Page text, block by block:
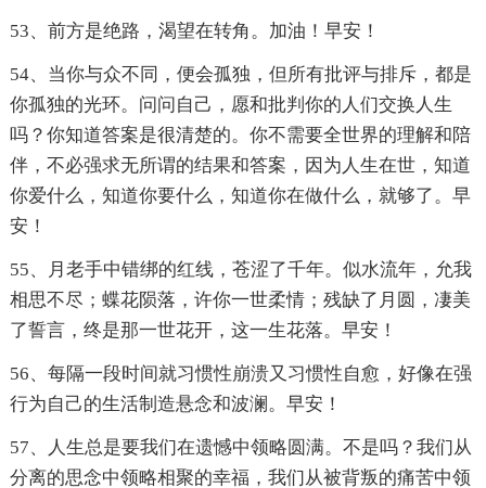
53、前方是绝路，渴望在转角。加油！早安！
54、当你与众不同，便会孤独，但所有批评与排斥，都是
你孤独的光环。问问自己，愿和批判你的人们交换人生
吗？你知道答案是很清楚的。你不需要全世界的理解和陪
伴，不必强求无所谓的结果和答案，因为人生在世，知道
你爱什么，知道你要什么，知道你在做什么，就够了。早
安！
55、月老手中错绑的红线，苍涩了千年。似水流年，允我
相思不尽；蝶花陨落，许你一世柔情；残缺了月圆，凄美
了誓言，终是那一世花开，这一生花落。早安！
56、每隔一段时间就习惯性崩溃又习惯性自愈，好像在强
行为自己的生活制造悬念和波澜。早安！
57、人生总是要我们在遗憾中领略圆满。不是吗？我们从
分离的思念中领略相聚的幸福，我们从被背叛的痛苦中领